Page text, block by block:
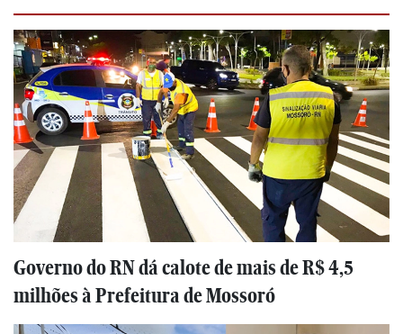
Governo do RN dá calote de mais de R$ 4,5
milhões à Prefeitura de Mossoró